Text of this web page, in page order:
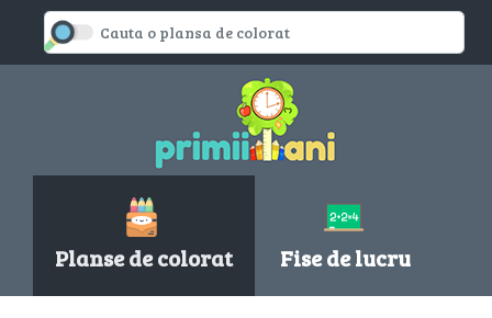
Planse de colorat Fise de lucru